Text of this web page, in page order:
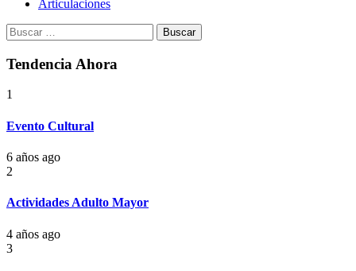
Articulaciones
Buscar:
Tendencia Ahora
1
Evento Cultural
6 años ago
2
Actividades Adulto Mayor
4 años ago
3